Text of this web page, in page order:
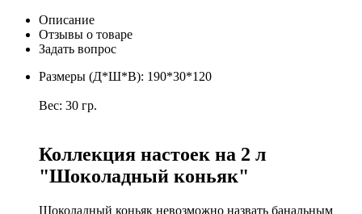
Описание
Отзывы о товаре
Задать вопрос
Размеры (Д*Ш*В): 190*30*120
Вес: 30 гр.
Коллекция настоек на 2 л
"Шоколадный коньяк"
Шоколадный коньяк невозможно назвать банальным